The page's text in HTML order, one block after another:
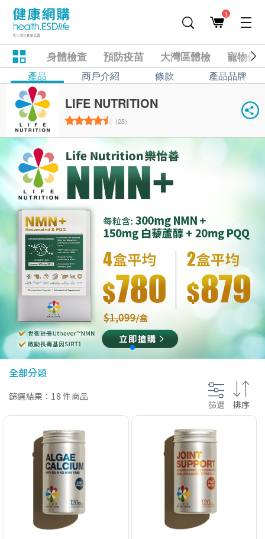
1
身體檢查 預防疫苗 大灣區體檢 寵物健
產品 商戶介紹 條款 產品品牌
LIFE NUTRITION
(28)
@section InlineScriptsHead {
全部分類
篩選結果：18 件商品
篩選 排序